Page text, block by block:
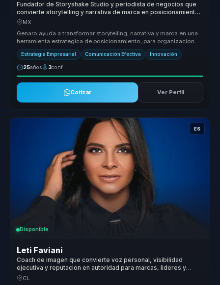
Fundador de Storyshake Studio y periodista de negocios que
convierte storytelling y narrativa de marca en posicionamiento
para empresas y lideres.
MX
Genaro ayuda a transformar storytelling, narrativa y marca en una
herramienta estrategica de posicionamiento, para organizaciones
que nec...
Estrategia Empresarial Comunicación Efectiva Innovación
25años 3conf.
Cotizar Ver Perfil
ES
Disponible
Leti Faviani
Coach de imagen que convierte voz personal, visibilidad
ejecutiva y reputacion en autoridad para marcas, lideres y
voceros.
CL